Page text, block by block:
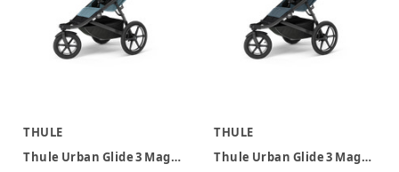
THULE
Thule Urban Glide 3 Magnetic Buckle Joggingvagn - Mid Blue
THULE
Thule Urban Glide 3 Magnetic Buckle Joggingvagn - Dark Slate